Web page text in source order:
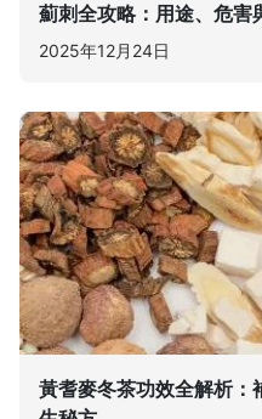
薊刺全攻略：用途、危害
2025年12月24日
黃耆麥冬茶功效全解析：